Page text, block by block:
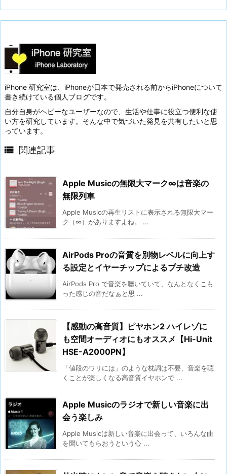
iPhone 研究室は、iPhoneが日本で発売される前からiPhoneについて
書き続けている個人ブログです。
自分自身がヘビーなユーザーなので、生活や仕事に役立つ便利な使
い方を研究しています。そんな中で気づいた発見を共有したいと思
っています。
 関連記事
Apple Musicの無限大マーク∞は音楽の
無限列車
Apple Musicの再生リストに表示される無限大マー
ク（∞）がありますよね。 ...
AirPods Proの音質を別物レベルに向上す
る設定とイヤーチップによるプチ改造
AirPods Pro で音楽を聴いていて、なんとなくこも
った感じの音だなぁと思 ...
【感動の高音質】ピヤホン2 ハイレゾに
も空間オーディオにもオススメ【Hi-Unit
HSE-A2000PN】
「値段のワリには」のような枕詞は不要、音楽を聴
くことが楽しくなる高音質イヤホンで ...
Apple Musicのラジオで新しい音楽に出
会う楽しみ
Apple Musicは新しい音楽に出会って、いろんな曲
を聞いてもらおうという心 ...